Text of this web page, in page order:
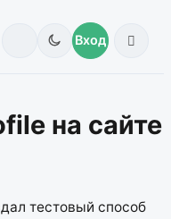
Вход
на сайте
тестовый способ